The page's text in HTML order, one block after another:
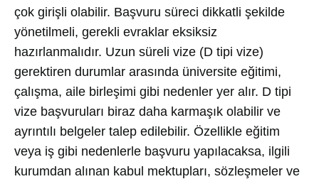
çok girişli olabilir. Başvuru süreci dikkatli şekilde
yönetilmeli, gerekli evraklar eksiksiz
hazırlanmalıdır. Uzun süreli vize (D tipi vize)
gerektiren durumlar arasında üniversite eğitimi,
çalışma, aile birleşimi gibi nedenler yer alır. D tipi
vize başvuruları biraz daha karmaşık olabilir ve
ayrıntılı belgeler talep edilebilir. Özellikle eğitim
veya iş gibi nedenlerle başvuru yapılacaksa, ilgili
kurumdan alınan kabul mektupları, sözleşmeler ve